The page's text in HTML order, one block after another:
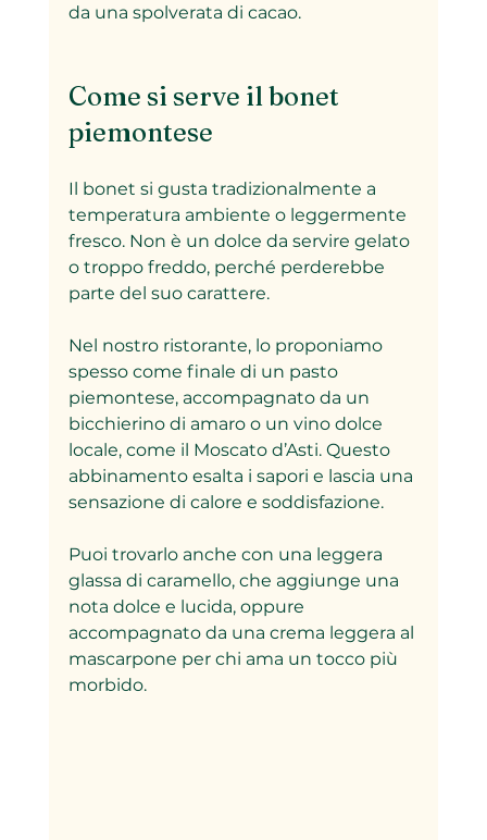
da una spolverata di cacao.
Come si serve il bonet
piemontese
Il bonet si gusta tradizionalmente a
temperatura ambiente o leggermente
fresco. Non è un dolce da servire gelato
o troppo freddo, perché perderebbe
parte del suo carattere.
Nel nostro ristorante, lo proponiamo
spesso come finale di un pasto
piemontese, accompagnato da un
bicchierino di amaro o un vino dolce
locale, come il Moscato d’Asti. Questo
abbinamento esalta i sapori e lascia una
sensazione di calore e soddisfazione.
Puoi trovarlo anche con una leggera
glassa di caramello, che aggiunge una
nota dolce e lucida, oppure
accompagnato da una crema leggera al
mascarpone per chi ama un tocco più
morbido.